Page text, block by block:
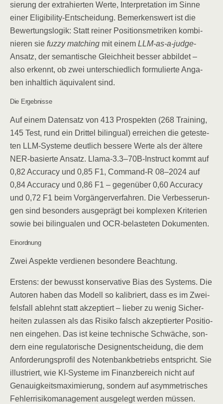
sie­rung der extra­hier­ten Wer­te, Inter­pre­ta­ti­on im Sin­ne
einer Eli­gi­bi­li­ty-Ent­schei­dung. Bemer­kens­wert ist die
Bewer­tungs­lo­gik: Statt rei­ner Posi­ti­ons­me­tri­ken kom­bi­
nie­ren sie fuz­zy matching mit einem LLM-as-a-judge-
Ansatz, der seman­ti­sche Gleich­heit bes­ser abbil­det –
also erkennt, ob zwei unter­schied­lich for­mu­lier­te Anga­
ben inhalt­lich äqui­va­lent sind.
Die Ergeb­nis­se
Auf einem Daten­satz von 413 Pro­spek­ten (268 Trai­ning,
145 Test, rund ein Drit­tel bilin­gu­al) errei­chen die getes­te­
ten LLM-Sys­te­me deut­lich bes­se­re Wer­te als der älte­re
NER-basier­te Ansatz. Llama‑3.3–70B-Instruct kommt auf
0,82 Accu­ra­cy und 0,85 F1, Command‑R 08–2024 auf
0,84 Accu­ra­cy und 0,86 F1 – gegen­über 0,60 Accu­ra­cy
und 0,72 F1 beim Vor­gän­ger­ver­fah­ren. Die Ver­bes­se­run­
gen sind beson­ders aus­ge­prägt bei kom­ple­xen Kri­te­ri­en
sowie bei bilin­gua­len und OCR-belas­te­ten Dokumenten.
Ein­ord­nung
Zwei Aspek­te ver­die­nen beson­de­re Beachtung.
Ers­tens: der bewusst kon­ser­va­ti­ve Bias des Sys­tems. Die
Autoren haben das Modell so kali­briert, dass es im Zwei­
fels­fall ablehnt statt akzep­tiert – lie­ber zu wenig Sicher­
hei­ten zulas­sen als das Risi­ko falsch akzep­tier­ter Posi­tio­
nen ein­ge­hen. Das ist kei­ne tech­ni­sche Schwä­che, son­
dern eine regu­la­to­ri­sche Design­ent­schei­dung, die dem
Anfor­de­rungs­pro­fil des Noten­bank­be­triebs ent­spricht. Sie
illus­triert, wie KI-Sys­te­me im Finanz­be­reich nicht auf
Genau­ig­keits­ma­xi­mie­rung, son­dern auf asym­me­tri­sches
Feh­ler­ri­si­ko­ma­nage­ment aus­ge­legt wer­den müssen.